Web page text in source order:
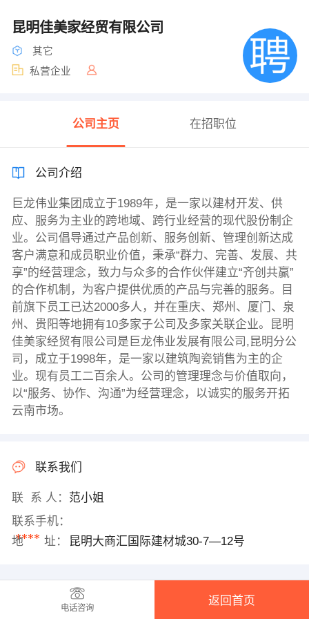
昆明佳美家经贸有限公司
其它
私营企业
公司主页 在招职位
公司介绍
巨龙伟业集团成立于1989年，是一家以建材开发、供
应、服务为主业的跨地域、跨行业经营的现代股份制企
业。公司倡导通过产品创新、服务创新、管理创新达成
客户满意和成员职业价值，秉承“群力、完善、发展、共
享”的经营理念，致力与众多的合作伙伴建立“齐创共赢”
的合作机制，为客户提供优质的产品与完善的服务。目
前旗下员工已达2000多人，并在重庆、郑州、厦门、泉
州、贵阳等地拥有10多家子公司及多家关联企业。昆明
佳美家经贸有限公司是巨龙伟业发展有限公司,昆明分公
司，成立于1998年，是一家以建筑陶瓷销售为主的企
业。现有员工二百余人。公司的管理理念与价值取向，
以“服务、协作、沟通”为经营理念，以诚实的服务开拓
云南市场。
联系我们
联 系 人： 范小姐
联系手机：
****
地 址： 昆明大商汇国际建材城30-7—12号
电话咨询
返回首页